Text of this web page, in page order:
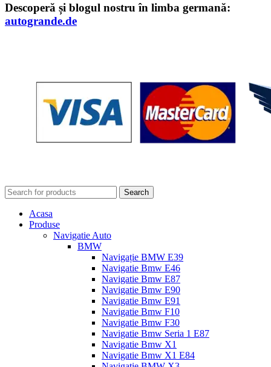
Descoperă și blogul nostru în limba germană:
autogrande.de
Search
Acasa
Produse
Navigatie Auto
BMW
Navigație BMW E39
Navigatie Bmw E46
Navigatie Bmw E87
Navigatie Bmw E90
Navigatie Bmw E91
Navigatie Bmw F10
Navigatie Bmw F30
Navigatie Bmw Seria 1 E87
Navigatie Bmw X1
Navigatie Bmw X1 E84